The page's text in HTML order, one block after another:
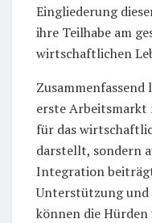
Eingliederung
ihre Teilhabe am
wirtschaftlichen
Zusammenfassend
erste Arbeitsmarkt
für das
darstellt, sondern
Integration
Unterstützung und
können die